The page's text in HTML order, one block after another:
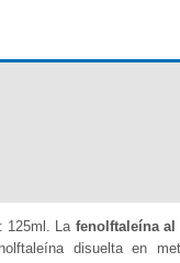
125ml. La fenolftaleína al
disuelta en